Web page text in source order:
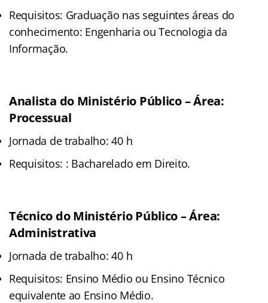
Requisitos: Graduação nas seguintes áreas do
conhecimento: Engenharia ou Tecnologia da
Informação.
Analista do Ministério Público – Área:
Processual
Jornada de trabalho: 40 h
Requisitos: : Bacharelado em Direito.
Técnico do Ministério Público – Área:
Administrativa
Jornada de trabalho: 40 h
Requisitos: Ensino Médio ou Ensino Técnico
equivalente ao Ensino Médio.